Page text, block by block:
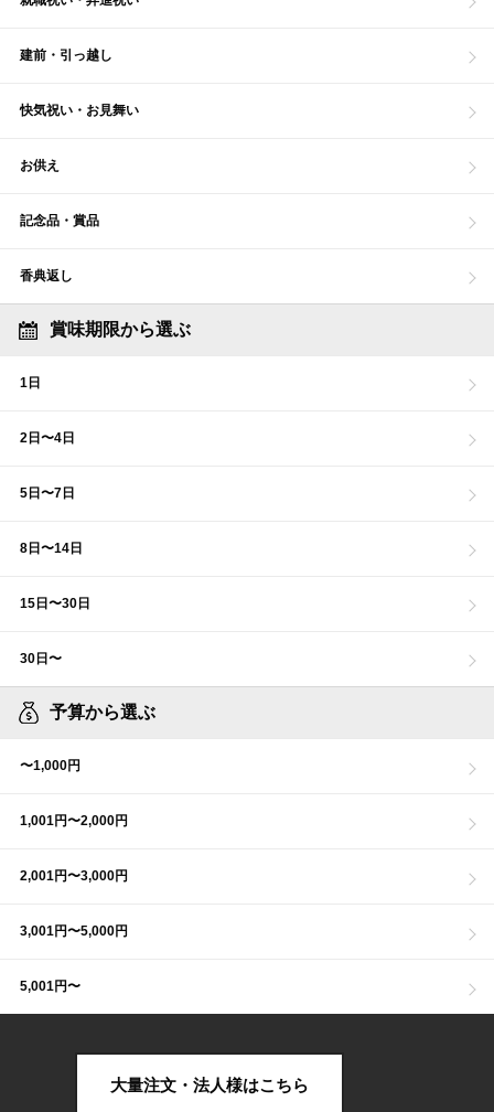
建前・引っ越し
快気祝い・お見舞い
お供え
記念品・賞品
香典返し
賞味期限から選ぶ
1日
2日〜4日
5日〜7日
8日〜14日
15日〜30日
30日〜
予算から選ぶ
〜1,000円
1,001円〜2,000円
2,001円〜3,000円
3,001円〜5,000円
5,001円〜
大量注文・法人様はこちら